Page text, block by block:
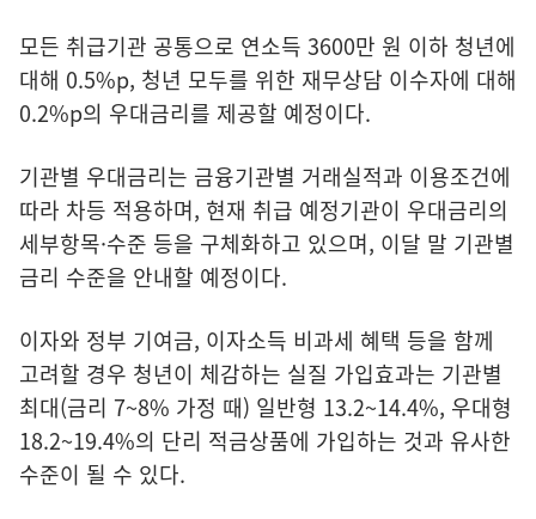
모든 취급기관 공통으로 연소득 3600만 원 이하 청년에
대해 0.5%p, 청년 모두를 위한 재무상담 이수자에 대해
0.2%p의 우대금리를 제공할 예정이다.
기관별 우대금리는 금융기관별 거래실적과 이용조건에
따라 차등 적용하며, 현재 취급 예정기관이 우대금리의
세부항목·수준 등을 구체화하고 있으며, 이달 말 기관별
금리 수준을 안내할 예정이다.
이자와 정부 기여금, 이자소득 비과세 혜택 등을 함께
고려할 경우 청년이 체감하는 실질 가입효과는 기관별
최대(금리 7~8% 가정 때) 일반형 13.2~14.4%, 우대형
18.2~19.4%의 단리 적금상품에 가입하는 것과 유사한
수준이 될 수 있다.